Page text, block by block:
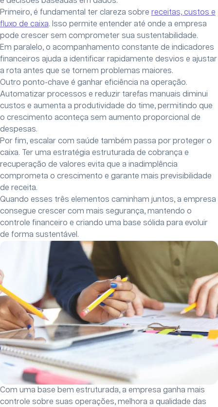
Primeiro, é fundamental ter clareza sobre receitas, custos e
fluxo de caixa. Isso permite entender até onde a empresa
pode crescer sem comprometer sua sustentabilidade.
Em paralelo, o acompanhamento constante de indicadores
financeiros ajuda a identificar rapidamente desvios e ajustar
a rota antes que se tornem problemas maiores.
Outro ponto-chave é ganhar eficiência na operação.
Automatizar processos e reduzir tarefas manuais diminui
custos e aumenta a produtividade do time, permitindo que
o crescimento aconteça sem aumento proporcional de
despesas.
Por fim, escalar com saúde também passa por proteger o
caixa. Ter uma estratégia estruturada de cobrança e
recuperação de valores evita que a inadimplência
comprometa o crescimento e garante mais previsibilidade
de receita.
Quando esses três elementos caminham juntos, a empresa
consegue crescer com mais segurança, mantendo o
controle financeiro e criando uma base sólida para evoluir
de forma sustentável.
Com uma base bem estruturada, a empresa ganha mais
controle sobre suas operações, melhora a qualidade das